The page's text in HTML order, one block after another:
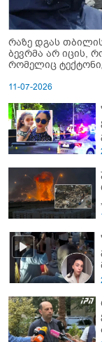
რაზე დგას
ბევრმა არ იცის,
რომელიც
11-07-2026